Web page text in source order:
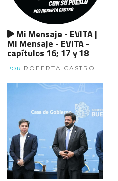
Mi Mensaje - EVITA |
Mi Mensaje - EVITA -
capítulos 16; 17 y 18
POR ROBERTA CASTRO